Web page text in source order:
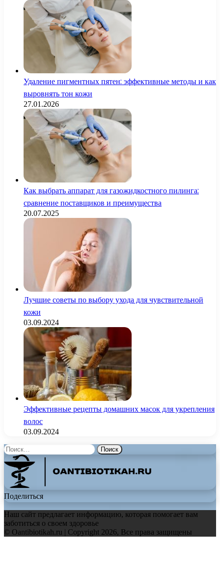
Удаление пигментных пятен: эффективные методы и как
выровнять тон кожи
27.01.2026
Как выбрать аппарат для газожидкостного пилинга:
сравнение поставщиков и преимущества
20.07.2025
Лучшие советы по выбору ухода для чувствительной
кожи
03.09.2024
Эффективные рецепты домашних масок для укрепления
волос
03.09.2024
Найти:
Поделиться
Наш сайт предлагает информацию, которая помогает вам
заботиться о своем здоровье
© Oantibiotikah.ru | Copyright 2026, Все права защищены